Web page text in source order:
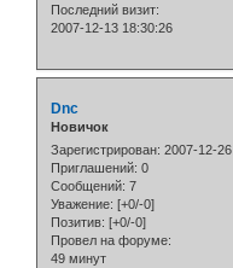
Последний визит:
2007-12-13 18:30:26
Dnc
Новичок
Зарегистрирован: 2007-12-26
Приглашений: 0
Сообщений: 7
Уважение: [+0/-0]
Позитив: [+0/-0]
Провел на форуме:
49 минут